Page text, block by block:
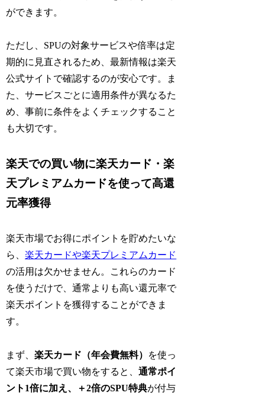
ができます。
ただし、SPUの対象サービスや倍率は定
期的に見直されるため、最新情報は楽天
公式サイトで確認するのが安心です。ま
た、サービスごとに適用条件が異なるた
め、事前に条件をよくチェックすること
も大切です。
楽天での買い物に楽天カード・楽
天プレミアムカードを使って高還
元率獲得
楽天市場でお得にポイントを貯めたいな
ら、楽天カードや楽天プレミアムカード
の活用は欠かせません。これらのカード
を使うだけで、通常よりも高い還元率で
楽天ポイントを獲得することができま
す。
まず、楽天カード（年会費無料）
を使っ
て楽天市場で買い物をすると、通常ポイ
ント1倍に加え、＋2倍のSPU特典が付与